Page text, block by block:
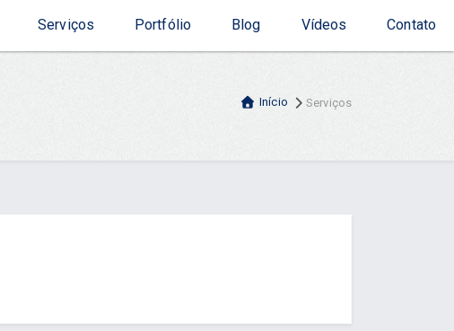
Serviços Portfólio Blog Vídeos Contato
Início Serviços